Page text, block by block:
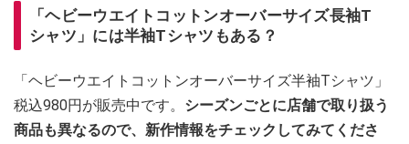
「ヘビーウエイトコットンオーバーサイズ長袖T
シャツ」には半袖Tシャツもある？
「ヘビーウエイトコットンオーバーサイズ半袖Tシャツ」
税込980円が販売中です。 シーズンごとに店舗で取り扱う
商品も異なるので、新作情報をチェックしてみてくださ